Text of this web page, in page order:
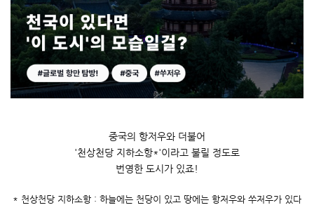
중국의 항저우와 더불어
'천상천당 지하소항*'이라고 불릴 정도로
번영한 도시가 있죠!
* 천상천당 지하소항 : 하늘에는 천당이 있고 땅에는 항저우와 쑤저우가 있다